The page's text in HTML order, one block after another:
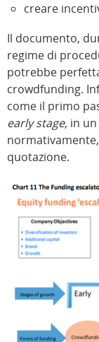
creare
Il documento,
regime di
potrebbe
crowdfunding.
come il primo
early stage, in
quotazione.